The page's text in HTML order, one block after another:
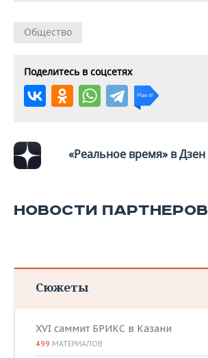
Общество
Поделитесь в соцсетях
«Реальное время» в Дзен
НОВОСТИ ПАРТНЕРОВ
Сюжеты
XVI саммит БРИКС в Казани
499 МАТЕРИАЛОВ